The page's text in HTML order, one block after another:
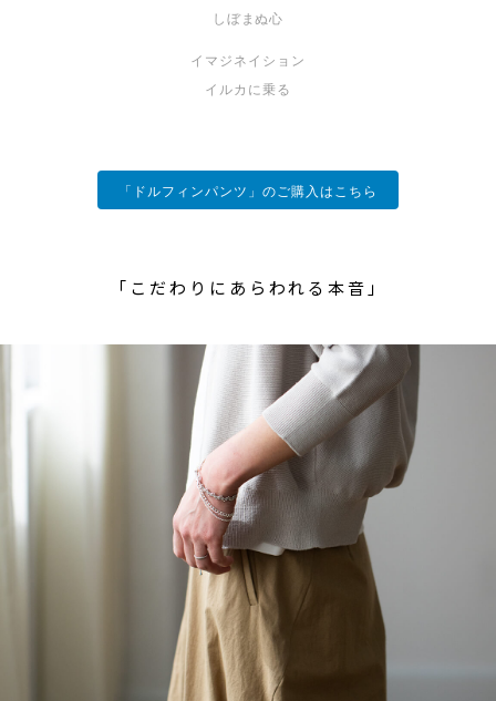
しぼまぬ心
イマジネイション
イルカに乗る
「ドルフィンパンツ」のご購入はこちら
「こだわりにあらわれる本音」